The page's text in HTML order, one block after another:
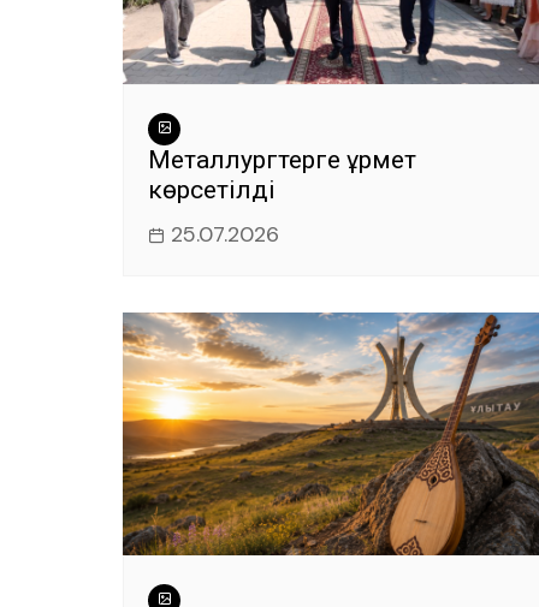
Металлургтерге құрмет
көрсетілді
25.07.2026